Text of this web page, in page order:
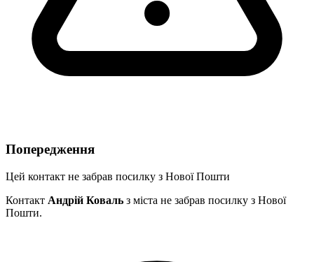
Попередження
Цей контакт не забрав посилку з Нової Пошти
Контакт Андрій Коваль з міста не забрав посилку з Нової
Пошти.